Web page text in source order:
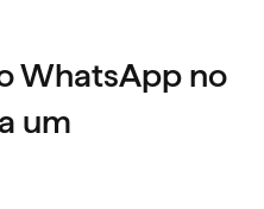
WhatsApp no
um